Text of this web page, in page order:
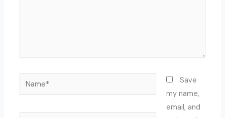
Name*
Save
my name,
email, and